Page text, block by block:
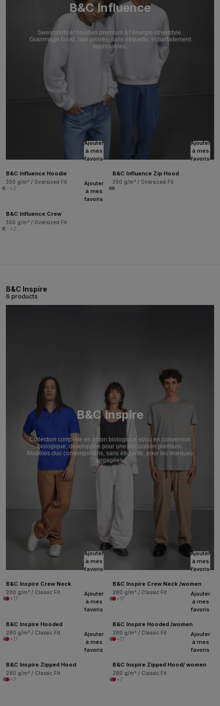
B&C Influence
Sweatshirts et hoodies premium à l’énergie streetstyle.
Grammage lourd, non genrés, sans étiquette, et parfaitement
imprimables.
Ajouter
à mes
favoris
B&C Influence Hoodie
350 g/m² / Oversized Fit
+2
Ajouter
à mes
favoris
B&C Influence Zip Hood
350 g/m² / Oversized Fit
Ajouter
à mes
favoris
B&C Influence Crew
350 g/m² / Oversized Fit
+2
B&C Inspire
6 products
B&C Inspire
Collection complète en coton biologique et/ou en conversion
biologique, développée pour une décoration premium.
Modèles duo contemporains, sans étiquette, pour les marques
engagées.
Ajouter
à mes
favoris
B&C Inspire Crew Neck
280 g/m² / Classic Fit
+17
Ajouter
à mes
favoris
B&C Inspire Crew Neck /women
280 g/m² / Classic Fit
+17
Ajouter
à mes
favoris
B&C Inspire Hooded
280 g/m² / Classic Fit
+17
Ajouter
à mes
favoris
B&C Inspire Hooded /women
280 g/m² / Classic Fit
+17
Ajouter
à mes
favoris
B&C Inspire Zipped Hood
280 g/m² / Classic Fit
+7
Ajouter
à mes
favoris
B&C Inspire Zipped Hood/ women
280 g/m² / Classic Fit
+7